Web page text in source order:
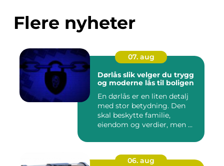
Flere nyheter
07. aug
Dørlås slik velger du trygg
og moderne lås til boligen
En dørlås er en liten detalj
med stor betydning. Den
skal beskytte familie,
eiendom og verdier, men ...
06. aug